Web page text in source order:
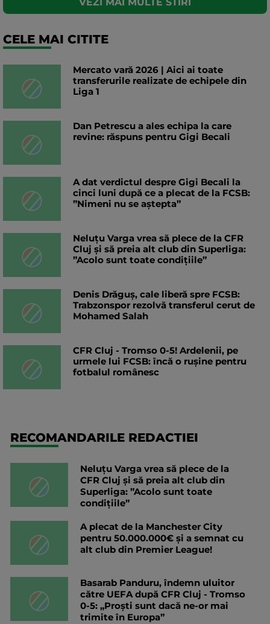
CELE MAI CITITE
Mercato vară 2026 | Aici ai toate
transferurile realizate de echipele din
Liga 1
Dan Petrescu a ales echipa la care
revine: răspuns pentru Gigi Becali
A dat verdictul despre Gigi Becali la
cinci luni după ce a plecat de la FCSB:
”Nimeni nu se aștepta”
Neluțu Varga vrea să plece de la CFR
Cluj și să preia alt club din Superliga:
”Acolo sunt toate condițiile”
Denis Drăguș, cale liberă spre FCSB:
Trabzonspor rezolvă transferul cerut de
Mohamed Salah
CFR Cluj - Tromso 0-5! Ardelenii, pe
urmele lui FCSB: încă o rușine pentru
fotbalul românesc
RECOMANDARILE REDACTIEI
Neluțu Varga vrea să plece de la
CFR Cluj și să preia alt club din
Superliga: ”Acolo sunt toate
condițiile”
A plecat de la Manchester City
pentru 50.000.000€ și a semnat cu
alt club din Premier League!
Basarab Panduru, îndemn uluitor
către UEFA după CFR Cluj - Tromso
0-5: „Proști sunt dacă ne-or mai
trimite în Europa”